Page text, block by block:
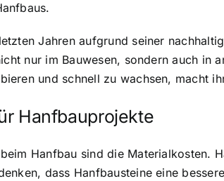
Jahren aufgrund seiner
nur im Bauwesen, sondern auch in
und schnell zu wachsen, macht
Hanfbauprojekte
Hanfbau sind die Materialkosten.
dass Hanfbausteine eine